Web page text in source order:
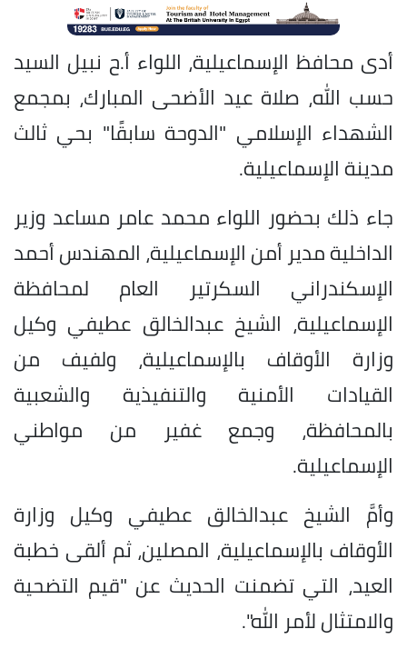
أدى محافظ الإسماعيلية، اللواء أ.ح نبيل السيد
حسب الله، صلاة عيد الأضحى المبارك، بمجمع
الشهداء الإسلامي "الدوحة سابقًا" بحي ثالث
مدينة الإسماعيلية.
جاء ذلك بحضور اللواء محمد عامر مساعد وزير
الداخلية مدير أمن الإسماعيلية، المهندس أحمد
الإسكندراني السكرتير العام لمحافظة
الإسماعيلية، الشيخ عبدالخالق عطيفي وكيل
وزارة الأوقاف بالإسماعيلية، ولفيف من
القيادات الأمنية والتنفيذية والشعبية
بالمحافظة، وجمع غفير من مواطني
الإسماعيلية.
وأمَّ الشيخ عبدالخالق عطيفي وكيل وزارة
الأوقاف بالإسماعيلية، المصلين، ثم ألقى خطبة
العيد، التي تضمنت الحديث عن "قيم التضحية
والامتثال لأمر الله".